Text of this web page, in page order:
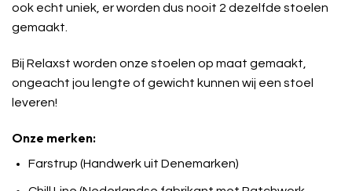
ook echt uniek, er worden dus nooit 2 dezelfde stoelen
gemaakt.
Bij Relaxst worden onze stoelen op maat gemaakt,
ongeacht jou lengte of gewicht kunnen wij een stoel
leveren!
Onze merken:
Farstrup (Handwerk uit Denemarken)